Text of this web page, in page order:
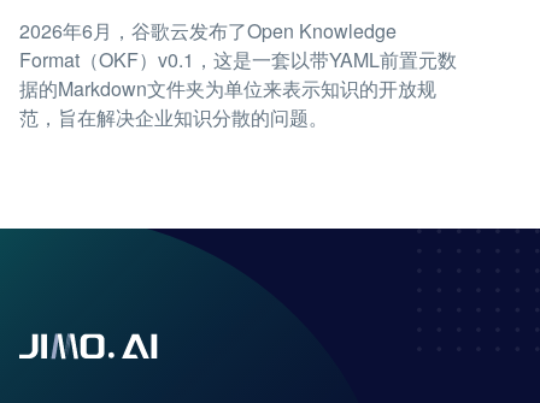
2026年6月，谷歌云发布了Open Knowledge
Format（OKF）v0.1，这是一套以带YAML前置元数
据的Markdown文件夹为单位来表示知识的开放规
范，旨在解决企业知识分散的问题。